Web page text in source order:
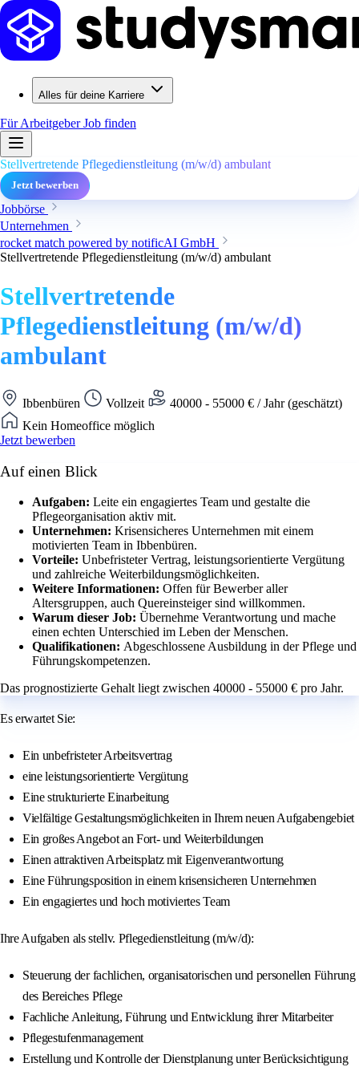
Alles für deine Karriere
Für ArbeitgeberJob finden
Stellvertretende Pflegedienstleitung (m/w/d) ambulant
Jetzt bewerben
Jobbörse
Unternehmen
rocket match powered by notificAI GmbH
Stellvertretende Pflegedienstleitung (m/w/d) ambulant
Stellvertretende
Pflegedienstleitung (m/w/d)
ambulant
Ibbenbüren Vollzeit
40000 - 55000 € / Jahr (geschätzt)
Kein Homeoffice möglich
Jetzt bewerben
Auf einen Blick
Aufgaben: Leite ein engagiertes Team und gestalte die
Pflegeorganisation aktiv mit.
Unternehmen: Krisensicheres Unternehmen mit einem
motivierten Team in Ibbenbüren.
Vorteile: Unbefristeter Vertrag, leistungsorientierte Vergütung
und zahlreiche Weiterbildungsmöglichkeiten.
Weitere Informationen: Offen für Bewerber aller
Altersgruppen, auch Quereinsteiger sind willkommen.
Warum dieser Job: Übernehme Verantwortung und mache
einen echten Unterschied im Leben der Menschen.
Qualifikationen: Abgeschlossene Ausbildung in der Pflege und
Führungskompetenzen.
Das prognostizierte Gehalt liegt zwischen 40000 - 55000 € pro Jahr.
Es erwartet Sie:
Ein unbefristeter Arbeitsvertrag
eine leistungsorientierte Vergütung
Eine strukturierte Einarbeitung
Vielfältige Gestaltungsmöglichkeiten in Ihrem neuen Aufgabengebiet
Ein großes Angebot an Fort- und Weiterbildungen
Einen attraktiven Arbeitsplatz mit Eigenverantwortung
Eine Führungsposition in einem krisensicheren Unternehmen
Ein engagiertes und hoch motiviertes Team
Ihre Aufgaben als stellv. Pflegedienstleitung (m/w/d):
Steuerung der fachlichen, organisatorischen und personellen Führung
des Bereiches Pflege
Fachliche Anleitung, Führung und Entwicklung ihrer Mitarbeiter
Pflegestufenmanagement
Erstellung und Kontrolle der Dienstplanung unter Berücksichtigung